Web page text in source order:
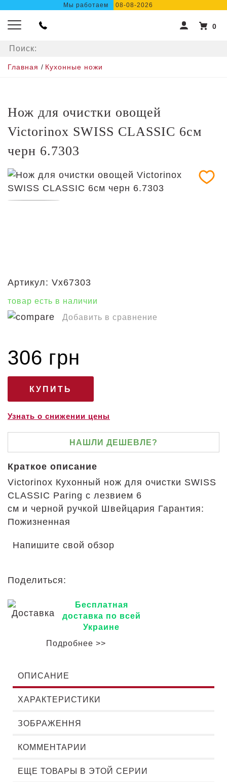
Мы работаем 08-08-2026
0
Главная / Кухонные ножи
Нож для очистки овощей
Victorinox SWISS CLASSIC 6см
черн 6.7303
Артикул: Vx67303
товар есть в наличии
Добавить в сравнение
306 грн
Узнать о снижении цены
НАШЛИ ДЕШЕВЛЕ?
Краткое описание
Victorinox Кухонный нож для очистки SWISS
CLASSIC Paring с лезвием 6
см и черной ручкой Швейцария Гарантия:
Пожизненная
Напишите свой обзор
Поделиться:
Бесплатная
доставка по всей
Украине
Подробнее >>
ОПИСАНИЕ
ХАРАКТЕРИСТИКИ
ЗОБРАЖЕННЯ
КОММЕНТАРИИ
ЕЩЕ ТОВАРЫ В ЭТОЙ СЕРИИ